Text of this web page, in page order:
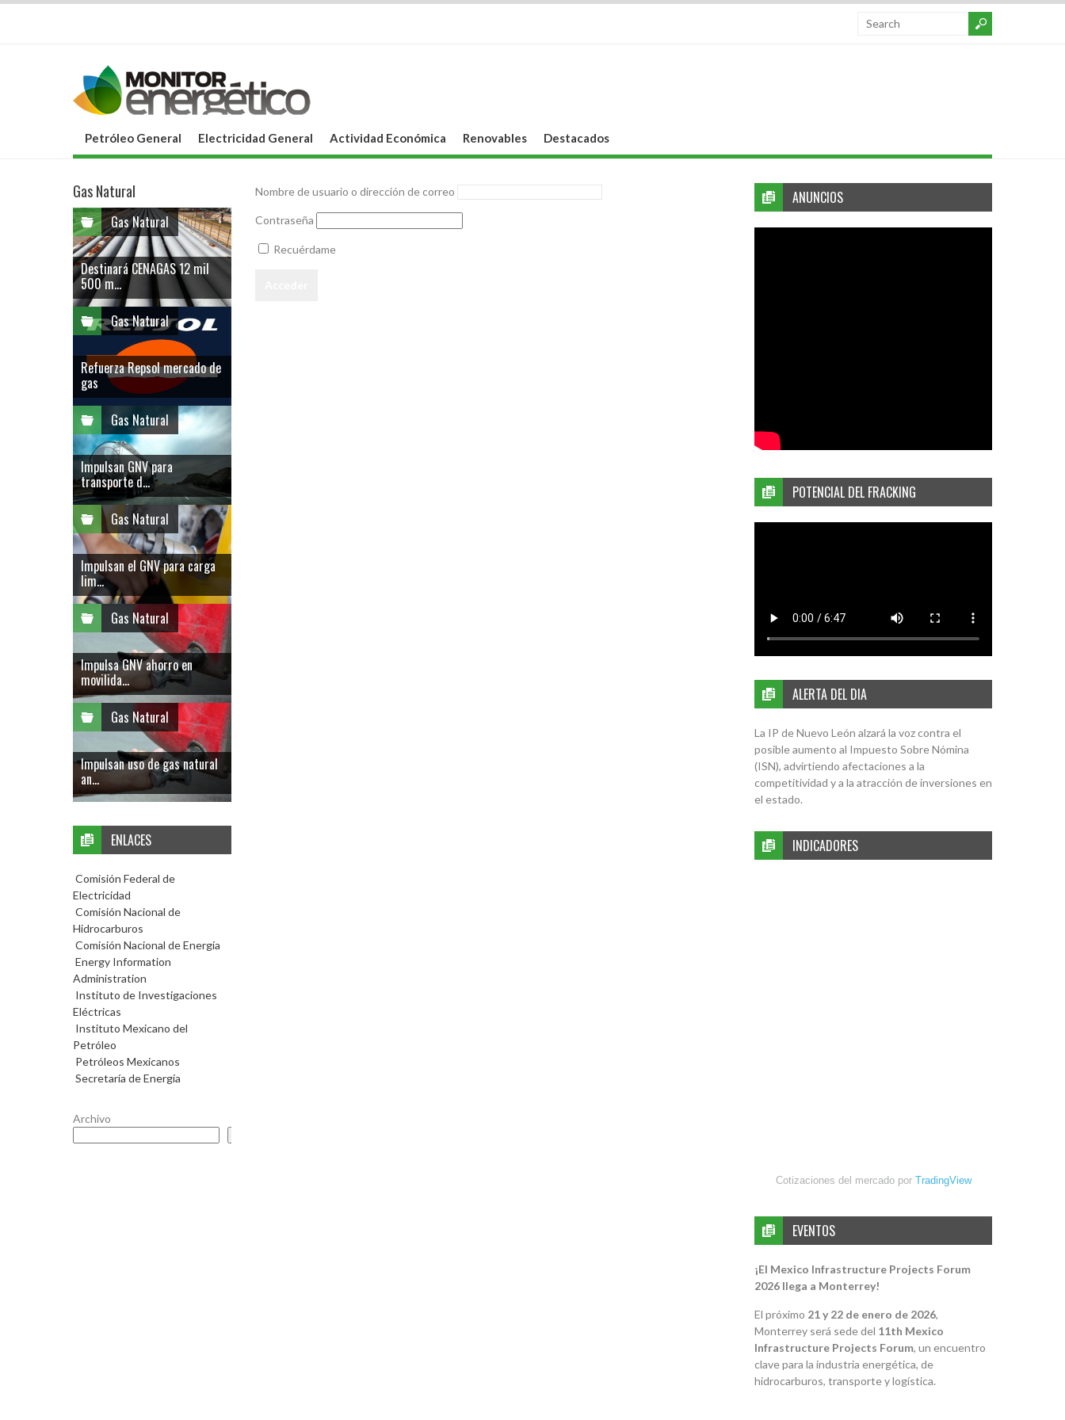
Petróleo General Electricidad General Actividad Económica Renovables Destacados
Nombre de usuario o dirección de correo
Contraseña
Recuérdame
ANUNCIOS
POTENCIAL DEL FRACKING
ALERTA DEL DIA
La IP de Nuevo León alzará la voz contra el
posible aumento al Impuesto Sobre Nómina
(ISN), advirtiendo afectaciones a la
competitividad y a la atracción de inversiones en
el estado.
INDICADORES
Cotizaciones del mercado por TradingView
EVENTOS
¡El Mexico Infrastructure Projects Forum
2026 llega a Monterrey!
El próximo 21 y 22 de enero de 2026,
Monterrey será sede del 11th Mexico
Infrastructure Projects Forum, un encuentro
clave para la industria energética, de
hidrocarburos, transporte y logística.
Gas Natural
Gas Natural
Destinará CENAGAS 12 mil
500 m...
Gas Natural
Refuerza Repsol mercado de
gas
Gas Natural
Impulsan GNV para
transporte d...
Gas Natural
Impulsan el GNV para carga
lim...
Gas Natural
Impulsa GNV ahorro en
movilida...
Gas Natural
Impulsan uso de gas natural
an...
ENLACES
Comisión Federal de
Electricidad
Comisión Nacional de
Hidrocarburos
Comisión Nacional de Energía
Energy Information
Administration
Instituto de Investigaciones
Eléctricas
Instituto Mexicano del
Petróleo
Petróleos Mexicanos
Secretaría de Energía
Archivo